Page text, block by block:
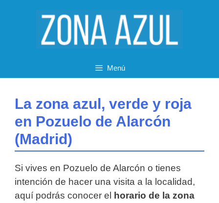
Menú
La zona azul, verde y roja
en Pozuelo de Alarcón
(Madrid)
Si vives en Pozuelo de Alarcón o tienes
intención de hacer una visita a la localidad,
aquí podrás conocer el horario de la zona